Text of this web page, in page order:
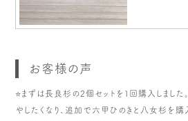
お客様の声
⭐️まずは長良杉の2個セットを１回購入しまし
やしたくなり、追加で六甲ひのきと八女杉を購